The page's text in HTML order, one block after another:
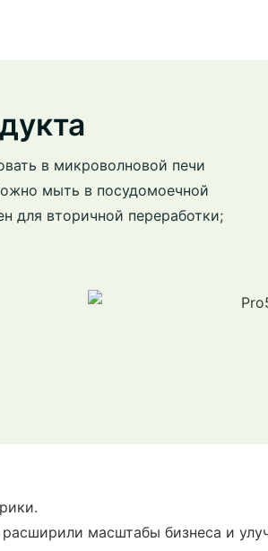
в микроволновой печи
мыть в посудомоечной
для вторичной переработки;
масштабы бизнеса и